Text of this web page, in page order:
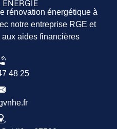
rénovation énergétique à
notre entreprise RGE et
aides financières
48 25